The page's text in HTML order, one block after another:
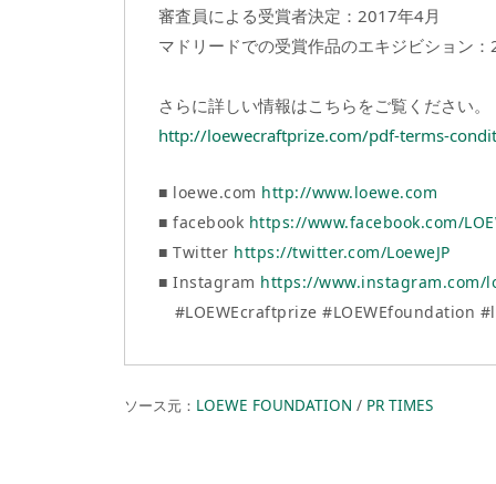
審査員による受賞者決定：2017年4月
マドリードでの受賞作品のエキジビション
さらに詳しい情報はこちらをご覧ください。
http://loewecraftprize.com/pdf-terms-
■ loewe.com http://www.loewe.com
■ facebook https://www.facebook.com/
■ Twitter https://twitter.com/LoeweJP
■ Instagram https://www.instagram.com/
#LOEWEcraftprize #LOEWEfoundation
ソース元： LOEWE FOUNDATION / PR TIMES